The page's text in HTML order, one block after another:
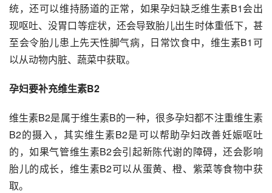
统，还可以维持肠道的正常，如果孕妇缺乏维生素B1会出
现呕吐、没胃口等症状，还会导致胎儿出生时体重低下，甚
至会令胎儿患上先天性脚气病，日常饮食中，维生素B1可
以从动物内脏、蔬菜中获取。
孕妇要补充维生素B2
维生素B2是属于维生素B的一种，很多孕妇都不注重维生素
B2的摄入，其实维生素B2是可以帮助孕妇改善妊娠呕吐
的，如果气管维生素B2会引起新陈代谢的障碍，还会影响
胎儿的成长，维生素B2可以从蛋黄、橙、紫菜等食物中获
取。